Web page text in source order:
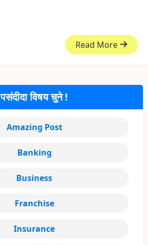
Read More
पसंदीदा विषय चुने !
Amazing Post
Banking
Business
Franchise
Insurance